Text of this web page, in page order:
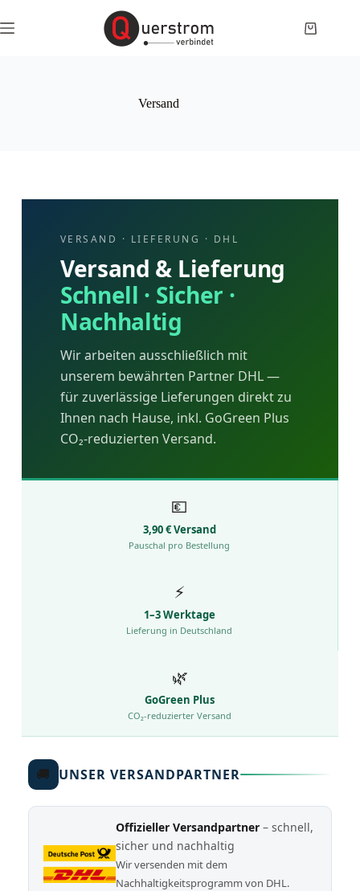
Versand
VERSAND · LIEFERUNG · DHL
Versand & Lieferung
Schnell · Sicher ·
Nachhaltig
Wir arbeiten ausschließlich mit
unserem bewährten Partner DHL —
für zuverlässige Lieferungen direkt zu
Ihnen nach Hause, inkl. GoGreen Plus
CO₂-reduzierten Versand.
💶
3,90 € Versand
Pauschal pro Bestellung
⚡
1–3 Werktage
Lieferung in Deutschland
🌿
GoGreen Plus
CO₂-reduzierter Versand
🚚 UNSER VERSANDPARTNER
Offizieller Versandpartner– schnell,
sicher und nachhaltig
Wir versenden mit dem
Nachhaltigkeitsprogramm von DHL.